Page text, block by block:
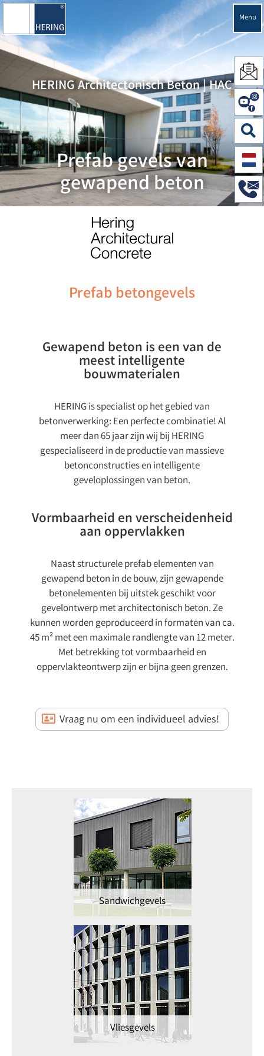
Menu
HERING Architectonisch Beton | HAC
Prefab gevels van
gewapend beton
Prefab betongevels
Gewapend beton is een van de
meest intelligente
bouwmaterialen
HERING is specialist op het gebied van
betonverwerking: Een perfecte combinatie! Al
meer dan 65 jaar zijn wij bij HERING
gespecialiseerd in de productie van massieve
betonconstructies en intelligente
geveloplossingen van beton.
Vormbaarheid en verscheidenheid
aan oppervlakken
Naast structurele prefab elementen van
gewapend beton in de bouw, zijn gewapende
betonelementen bij uitstek geschikt voor
gevelontwerp met architectonisch beton. Ze
kunnen worden geproduceerd in formaten van ca.
45 m² met een maximale randlengte van 12 meter.
Met betrekking tot vormbaarheid en
oppervlakteontwerp zijn er bijna geen grenzen.
Vraag nu om een individueel advies!
Sandwichgevels
Vliesgevels